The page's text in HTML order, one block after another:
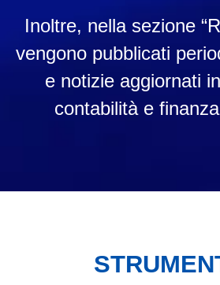
Inoltre, nella sezione
vengono pubblicati
e notizie aggiornati
contabilità e